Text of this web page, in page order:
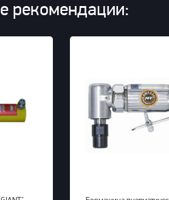
рекомендации: